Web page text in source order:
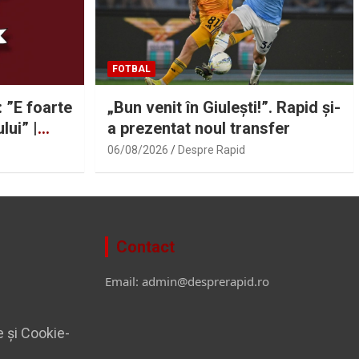
”E foarte
|
FOTBAL
„Bun venit în Giulești!”. Rapid și-
a prezentat noul transfer
06/08/2026 Despre Rapid
și Cookie-
Contact
Email: admin@desprerapid.ro